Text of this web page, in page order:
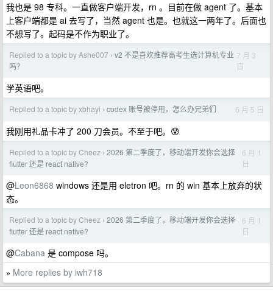
我也是 98 专科。一直做客户端开发，rn 。目前在做 agent 了。基本
上客户端都是 ai 去写了，当然 agent 也是。也就这一两年了。后面也
不想写了。起码是不作为职业了。
Replied to a topic by Ashe007 › v2 不是喜欢推荐高考生选计算机专业
吗？
7 月 3
日
学英语吧。
Replied to a topic by xbhayi › codex 账号被停用，怎么办兄弟们 6 月 5 日
我刚用礼品卡冲了 200 刀会员。不至于吧。😰
Replied to a topic by Cheez › 2026 第二季度了，移动端开发你会选择
flutter 还是 react native?
6 月 1
日
@Leon6868 windows 还是用 eletron 吧。rn 的 win 基本上放弃的状
态。
Replied to a topic by Cheez › 2026 第二季度了，移动端开发你会选择
flutter 还是 react native?
6 月 1
日
@Cabana 是 compose 吗。
» More replies by iwh718